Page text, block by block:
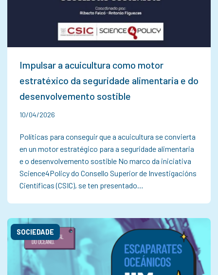
Impulsar a acuicultura como motor
estratéxico da seguridade alimentaria e do
desenvolvemento sostible
10/04/2026
Políticas para conseguir que a acuicultura se convierta
en un motor estratégico para a seguridade alimentaria
e o desenvolvemento sostible No marco da iniciativa
Science4Policy do Consello Superior de Investigacións
Científicas (CSIC), se ten presentado…
SOCIEDADE